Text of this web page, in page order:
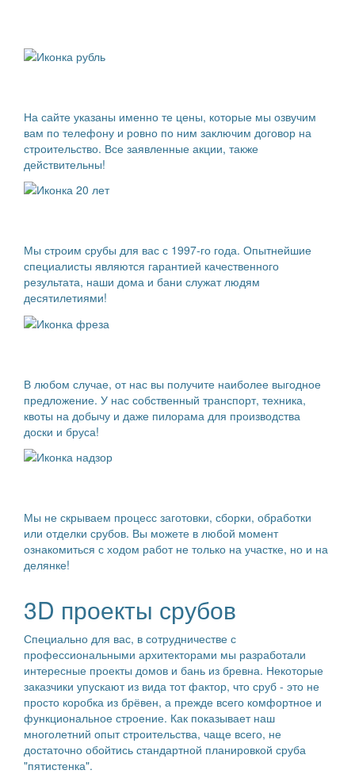
На сайте указаны именно те цены, которые мы озвучим
вам по телефону и ровно по ним заключим договор на
строительство. Все заявленные акции, также
действительны!
Мы строим срубы для вас с 1997-го года. Опытнейшие
специалисты являются гарантией качественного
результата, наши дома и бани служат людям
десятилетиями!
В любом случае, от нас вы получите наиболее выгодное
предложение. У нас собственный транспорт, техника,
квоты на добычу и даже пилорама для производства
доски и бруса!
Мы не скрываем процесс заготовки, сборки, обработки
или отделки срубов. Вы можете в любой момент
ознакомиться с ходом работ не только на участке, но и на
делянке!
3D проекты срубов
Специально для вас, в сотрудничестве с
профессиональными архитекторами мы разработали
интересные проекты домов и бань из бревна. Некоторые
заказчики упускают из вида тот фактор, что сруб - это не
просто коробка из брёвен, а прежде всего комфортное и
функциональное строение. Как показывает наш
многолетний опыт строительства, чаще всего, не
достаточно обойтись стандартной планировкой сруба
"пятистенка".